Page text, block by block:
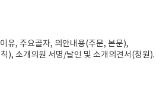
유, 주요골자, 의안내용(주문, 본문),
), 소개의원 서명/날인 및 소개의견서(청원).